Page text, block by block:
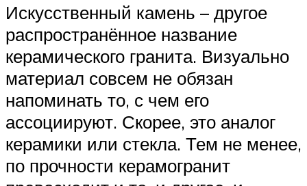
Искусственный камень – другое
распространённое название
керамического гранита. Визуально
материал совсем не обязан
напоминать то, с чем его
ассоциируют. Скорее, это аналог
керамики или стекла. Тем не менее,
по прочности керамогранит